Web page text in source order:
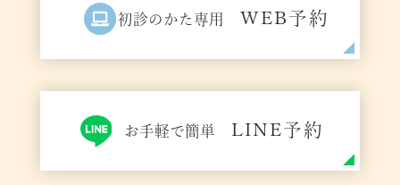
初診のかた専用 WEB予約
お手軽で簡単 LINE予約